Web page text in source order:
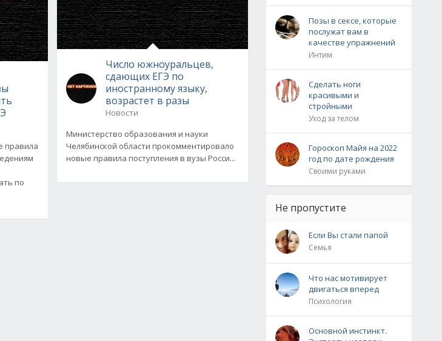
правила
по
Число южноуральцев,
сдающих ЕГЭ по
иностранному языку,
возрастет в разы
Новости
Министерство образования и науки
Челябинской области прокомментировало
новые правила поступления в вузы Росси...
Позы в сексе, которые
послужат вам в
качестве упражнений
Интим
Сделать ноги
красивыми и
стройными
Уход за телом
Гороскоп Майя на 2022
год по дате рождения
Своими руками
Не пропустите
Если Вы стали папой
Семья
Что нас мотивирует
двигаться вперед
Психология
Основной инстинкт.